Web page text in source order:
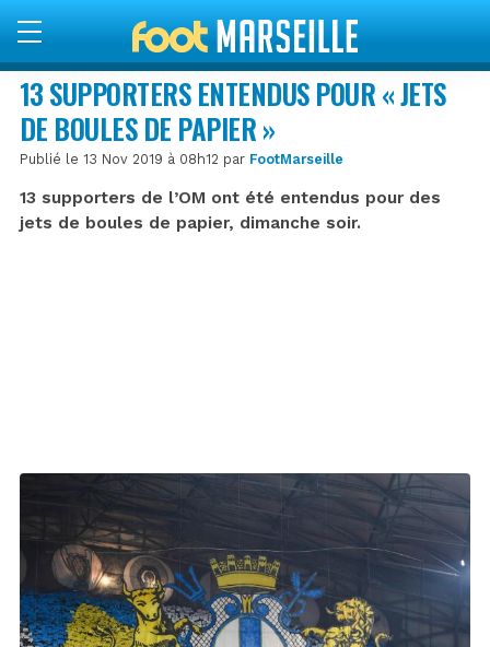
13 SUPPORTERS ENTENDUS POUR « JETS
DE BOULES DE PAPIER »
Publié le 13 Nov 2019 à 08h12 par FootMarseille
13 supporters de l’OM ont été entendus pour des
jets de boules de papier, dimanche soir.